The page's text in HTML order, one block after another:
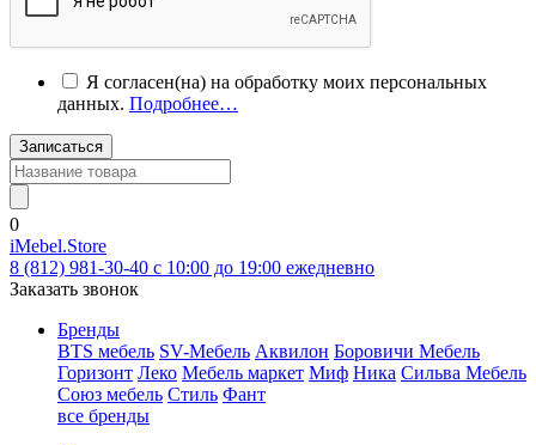
Я согласен(на) на обработку моих персональных
данных. Подробнее…
Записаться
0
iMebel.Store
8 (812) 981-30-40 c 10:00 до 19:00 ежедневно
Заказать звонок
Бренды
BTS мебель SV-Мебель Аквилон Боровичи Мебель
Горизонт Леко Мебель маркет Миф Ника Сильва Мебель
Союз мебель Стиль Фант
все бренды